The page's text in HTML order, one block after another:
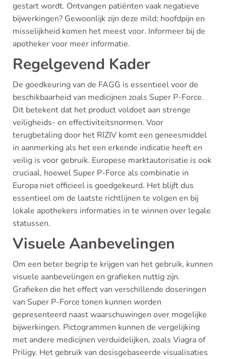
gestart wordt. Ontvangen patiënten vaak negatieve
bijwerkingen? Gewoonlijk zijn deze mild; hoofdpijn en
misselijkheid komen het meest voor. Informeer bij de
apotheker voor meer informatie.
Regelgevend Kader
De goedkeuring van de FAGG is essentieel voor de
beschikbaarheid van medicijnen zoals Super P-Force.
Dit betekent dat het product voldoet aan strenge
veiligheids- en effectiviteitsnormen. Voor
terugbetaling door het RIZIV komt een geneesmiddel
in aanmerking als het een erkende indicatie heeft en
veilig is voor gebruik. Europese marktautorisatie is ook
cruciaal, hoewel Super P-Force als combinatie in
Europa niet officieel is goedgekeurd. Het blijft dus
essentieel om de laatste richtlijnen te volgen en bij
lokale apothekers informaties in te winnen over legale
statussen.
Visuele Aanbevelingen
Om een beter begrip te krijgen van het gebruik, kunnen
visuele aanbevelingen en grafieken nuttig zijn.
Grafieken die het effect van verschillende doseringen
van Super P-Force tonen kunnen worden
gepresenteerd naast waarschuwingen over mogelijke
bijwerkingen. Pictogrammen kunnen de vergelijking
met andere medicijnen verduidelijken, zoals Viagra of
Priligy. Het gebruik van dosisgebaseerde visualisaties